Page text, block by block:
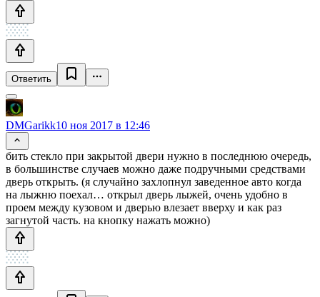
Ответить
DMGarikk10 ноя 2017 в 12:46
бить стекло при закрытой двери нужно в последнюю очередь,
в большинстве случаев можно даже подручными средствами
дверь открыть. (я случайно захлопнул заведенное авто когда
на лыжню поехал… открыл дверь лыжей, очень удобно в
проем между кузовом и дверью влезает вверху и как раз
загнутой часть. на кнопку нажать можно)